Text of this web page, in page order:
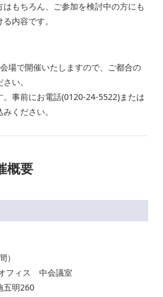
もちろん、ご参加を検討中の方にも
内容です。
場で開催いたしますので、ご都合の
い。
。事前にお電話(0120-24-5522)または
ください。
概要
）
フィス 中会議室
五明260